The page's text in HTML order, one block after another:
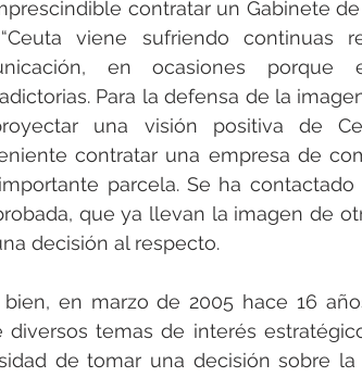
contratar un Gabinete
viene sufriendo continuas
en ocasiones
Para la defensa de la
una visión positiva de
contratar una empresa de
parcela. Se ha
que ya llevan la imagen de
decisión al respecto.
bien, en marzo de 2005 hace 16
diversos temas de interés
de tomar una decisión sobre